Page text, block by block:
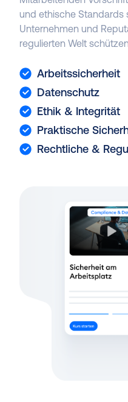
und ethische Standards
Unternehmen und
regulierten Welt
Arbeitssicherheit
Datenschutz
Ethik & Integrität
Praktische
Rechtliche &